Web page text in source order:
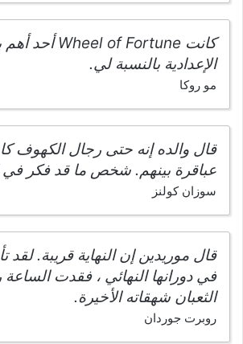
الإعدادية بالنسبة لي.
مو روكا
قال والده إنه حتى رجال الكهوف
عباقرة بينهم. شخص ما قد فكر في
سوزان كولنز
قال موريدين إن النهاية قريبة. لقد
في دورانها النهائي ، فقدت الساعة
الثعبان شهقاته الأخيرة.
روبرت جوردان